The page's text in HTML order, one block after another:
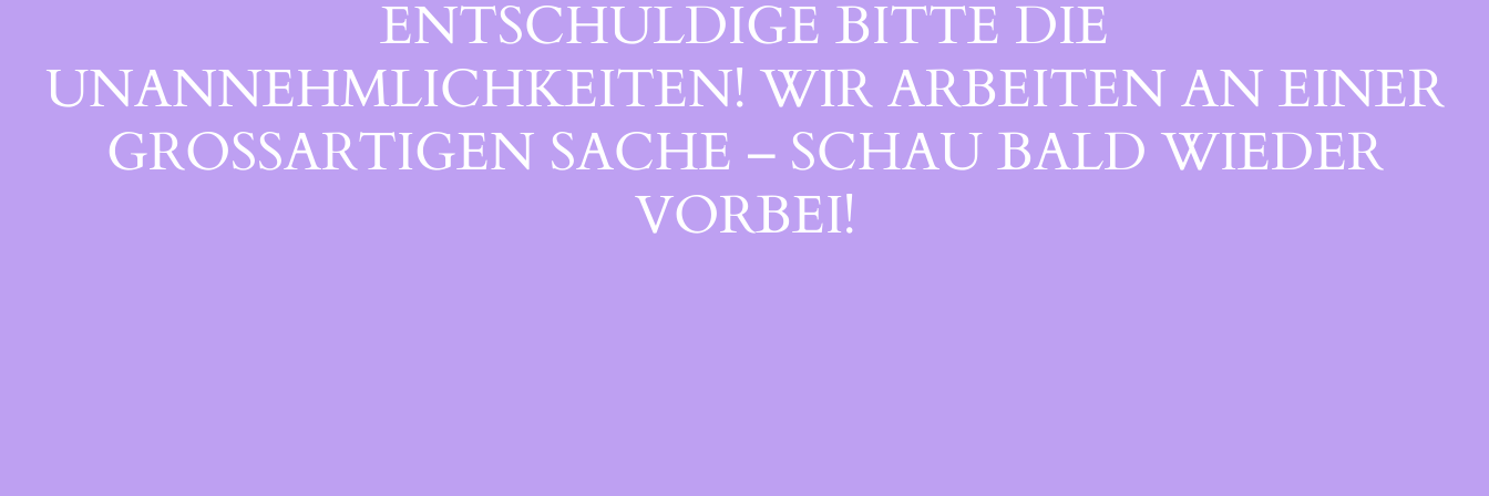
ENTSCHULDIGE BITTE DIE
UNANNEHMLICHKEITEN! WIR ARBEITEN AN EINER
GROSSARTIGEN SACHE – SCHAU BALD WIEDER V
ORBEI!